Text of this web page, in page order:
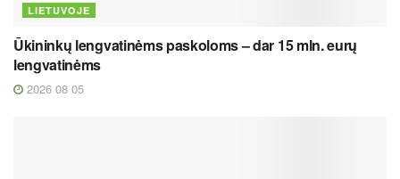
LIETUVOJE
Ūkininkų lengvatinėms paskoloms – dar 15 mln. eurų
lengvatinėms
2026 08 05